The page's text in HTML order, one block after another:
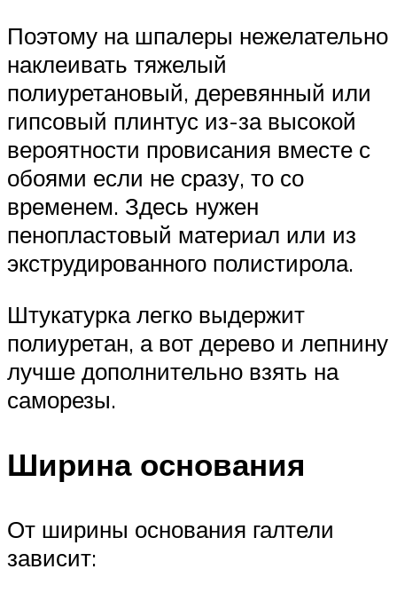
Поэтому на шпалеры нежелательно
наклеивать тяжелый
полиуретановый, деревянный или
гипсовый плинтус из-за высокой
вероятности провисания вместе с
обоями если не сразу, то со
временем. Здесь нужен
пенопластовый материал или из
экструдированного полистирола.
Штукатурка легко выдержит
полиуретан, а вот дерево и лепнину
лучше дополнительно взять на
саморезы.
Ширина основания
От ширины основания галтели
зависит: